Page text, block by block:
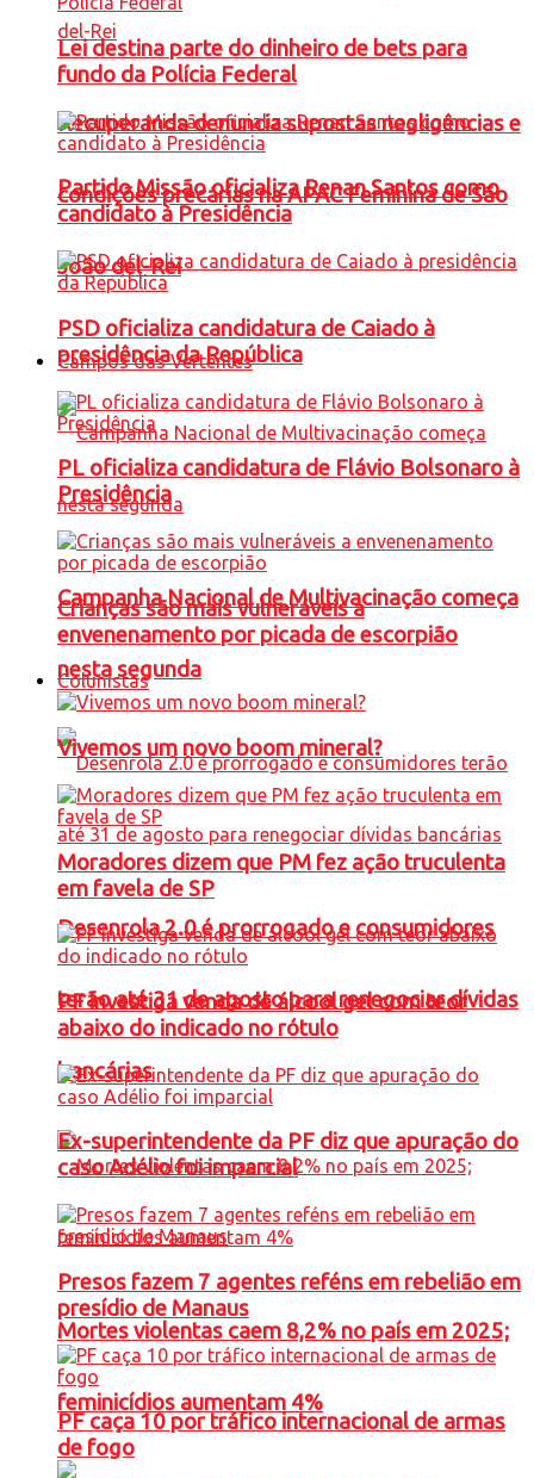
Recuperanda denuncia supostas negligências e
condições precárias na APAC Feminina de São
João del-Rei
Campos das Vertentes
Campanha Nacional de Multivacinação começa
nesta segunda
Desenrola 2.0 é prorrogado e consumidores
terão até 31 de agosto para renegociar dívidas
bancárias
Mortes violentas caem 8,2% no país em 2025;
feminicídios aumentam 4%
Lei destina parte do dinheiro de bets para
fundo da Polícia Federal
Partido Missão oficializa Renan Santos como
candidato à Presidência
PSD oficializa candidatura de Caiado à
presidência da República
PL oficializa candidatura de Flávio Bolsonaro à
Presidência
Crianças são mais vulneráveis a
envenenamento por picada de escorpião
Colunistas
Vivemos um novo boom mineral?
Moradores dizem que PM fez ação truculenta
em favela de SP
PF investiga venda de álcool gel com teor
abaixo do indicado no rótulo
Ex-superintendente da PF diz que apuração do
caso Adélio foi imparcial
Presos fazem 7 agentes reféns em rebelião em
presídio de Manaus
PF caça 10 por tráfico internacional de armas
de fogo